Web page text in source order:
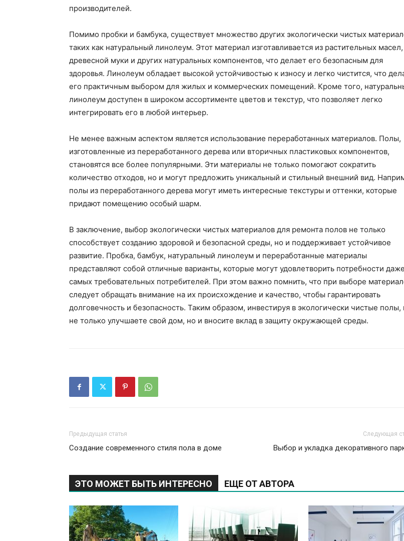
производителей.
Помимо пробки и бамбука, существует множество других экологически чистых
таких как натуральный линолеум. Этот материал изготавливается из растительных масел,
древесной муки и других натуральных компонентов, что делает его безопасным для
здоровья. Линолеум обладает высокой устойчивостью к износу и легко чистится, что
его практичным выбором для жилых и коммерческих помещений. Кроме того,
линолеум доступен в широком ассортименте цветов и текстур, что позволяет легко
интегрировать его в любой интерьер.
Не менее важным аспектом является использование переработанных материалов. Полы,
изготовленные из переработанного дерева или вторичных пластиковых компонентов,
становятся все более популярными. Эти материалы не только помогают сократить
количество отходов, но и могут предложить уникальный и стильный внешний вид.
полы из переработанного дерева могут иметь интересные текстуры и оттенки, которые
придают помещению особый шарм.
В заключение, выбор экологически чистых материалов для ремонта полов не только
способствует созданию здоровой и безопасной среды, но и поддерживает устойчивое
развитие. Пробка, бамбук, натуральный линолеум и переработанные материалы
представляют собой отличные варианты, которые могут удовлетворить потребности даже
самых требовательных потребителей. При этом важно помнить, что при выборе
следует обращать внимание на их происхождение и качество, чтобы гарантировать
долговечность и безопасность. Таким образом, инвестируя в экологически чистые полы,
не только улучшаете свой дом, но и вносите вклад в защиту окружающей среды.
Предыдущая статья
Создание современного стиля пола в доме
Следующая
Выбор и укладка декоративного
ЭТО МОЖЕТ БЫТЬ ИНТЕРЕСНО ЕЩЕ ОТ АВТОРА